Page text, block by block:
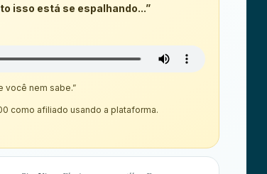
isso está se espalhando...”
você nem sabe.”
como afiliado usando a plataforma.